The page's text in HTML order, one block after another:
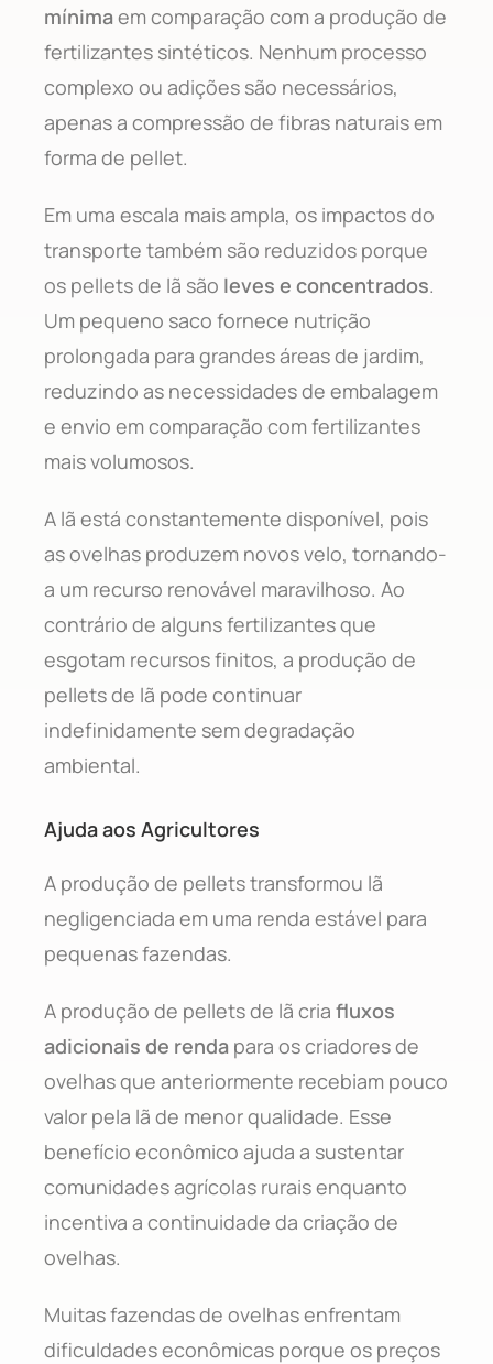
mínima em comparação com a produção de
fertilizantes sintéticos. Nenhum processo
complexo ou adições são necessários,
apenas a compressão de fibras naturais em
forma de pellet.
Em uma escala mais ampla, os impactos do
transporte também são reduzidos porque
os pellets de lã são leves e concentrados.
Um pequeno saco fornece nutrição
prolongada para grandes áreas de jardim,
reduzindo as necessidades de embalagem
e envio em comparação com fertilizantes
mais volumosos.
A lã está constantemente disponível, pois
as ovelhas produzem novos velo, tornando-
a um recurso renovável maravilhoso. Ao
contrário de alguns fertilizantes que
esgotam recursos finitos, a produção de
pellets de lã pode continuar
indefinidamente sem degradação
ambiental.
Ajuda aos Agricultores
A produção de pellets transformou lã
negligenciada em uma renda estável para
pequenas fazendas.
A produção de pellets de lã cria fluxos
adicionais de renda para os criadores de
ovelhas que anteriormente recebiam pouco
valor pela lã de menor qualidade. Esse
benefício econômico ajuda a sustentar
comunidades agrícolas rurais enquanto
incentiva a continuidade da criação de
ovelhas.
Muitas fazendas de ovelhas enfrentam
dificuldades econômicas porque os preços